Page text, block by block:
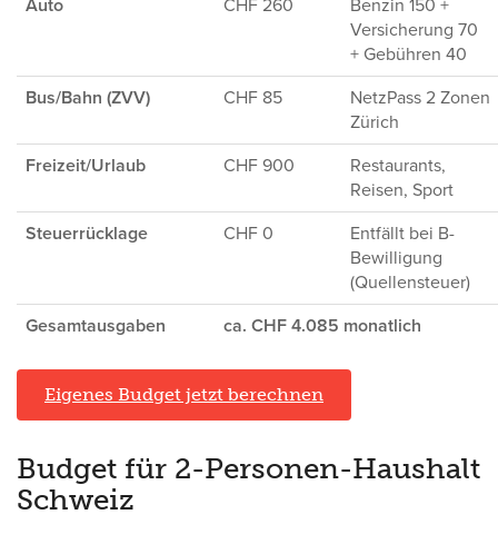
Auto CHF 260
Benzin 150 +
Versicherung 70
+ Gebühren 40
Bus/Bahn (ZVV)
CHF 85
NetzPass 2 Zonen
Zürich
Freizeit/Urlaub
CHF 900
Restaurants,
Reisen, Sport
Steuerrücklage
CHF 0
Entfällt bei B-
Bewilligung
(Quellensteuer)
Gesamtausgaben
ca. CHF 4.085 monatlich
Eigenes Budget jetzt berechnen
Budget für 2-Personen-Haushalt
Schweiz